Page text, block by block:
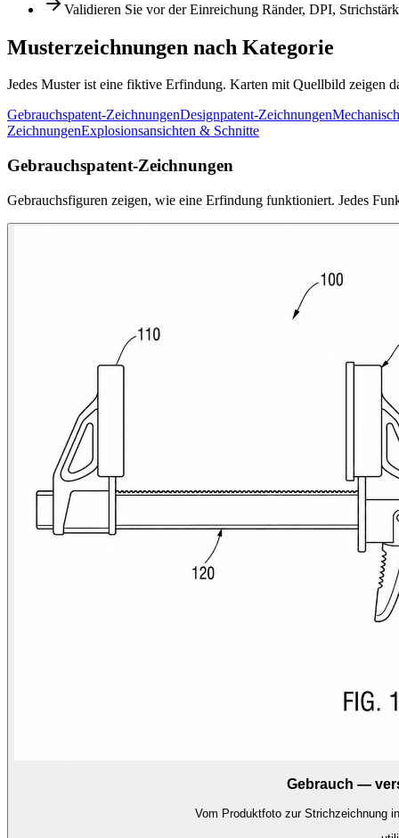
Validieren Sie vor der Einreichung Ränder, DPI,
Musterzeichnungen nach Kategorie
Jedes Muster ist eine fiktive Erfindung. Karten mit Quellbild zeigen
Gebrauchspatent-ZeichnungenDesignpatent-Zeichnungen
ZeichnungenExplosionsansichten & Schnitte
Gebrauchspatent-Zeichnungen
Gebrauchsfiguren zeigen, wie eine Erfindung funktioniert. Jedes
Gebrauch —
Vom Produktfoto zur Strichzeichnung